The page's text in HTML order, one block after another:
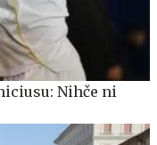
Nihče ni